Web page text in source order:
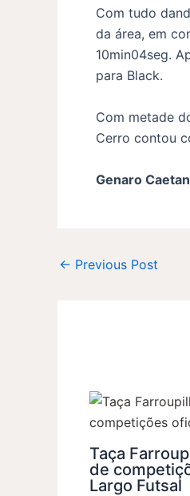
Com tudo
da área, em
10min04seg.
para Black.
Com metade
Cerro contou
Genaro
← Previous Post
Taça
de
Largo Futsal